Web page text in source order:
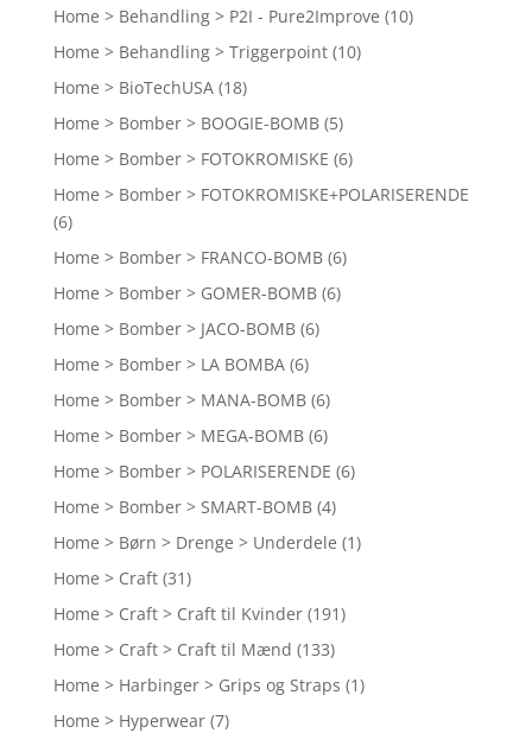
Home > Behandling > P2I - Pure2Improve (10)
Home > Behandling > Triggerpoint (10)
Home > BioTechUSA (18)
Home > Bomber > BOOGIE-BOMB (5)
Home > Bomber > FOTOKROMISKE (6)
Home > Bomber > FOTOKROMISKE+POLARISERENDE
(6)
Home > Bomber > FRANCO-BOMB (6)
Home > Bomber > GOMER-BOMB (6)
Home > Bomber > JACO-BOMB (6)
Home > Bomber > LA BOMBA (6)
Home > Bomber > MANA-BOMB (6)
Home > Bomber > MEGA-BOMB (6)
Home > Bomber > POLARISERENDE (6)
Home > Bomber > SMART-BOMB (4)
Home > Børn > Drenge > Underdele (1)
Home > Craft (31)
Home > Craft > Craft til Kvinder (191)
Home > Craft > Craft til Mænd (133)
Home > Harbinger > Grips og Straps (1)
Home > Hyperwear (7)